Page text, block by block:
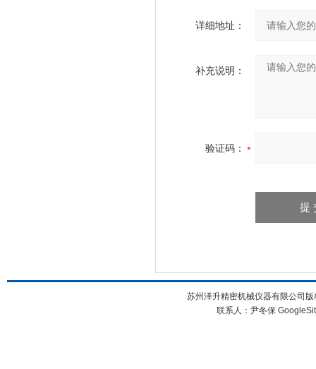
详细地址：
补充说明：
验证码：
苏州泽升精密机械仪器有限公司
联系人：尹冬保